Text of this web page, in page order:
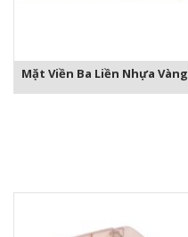
Mặt Viền Ba Liền Nhựa Vàng